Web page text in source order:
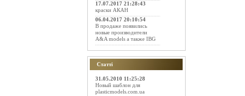
17.07.2017 21:28:43
краски АКАН
06.04.2017 20:10:54
В продаже появились
новые производители
A&A models а также IBG
Статті
31.05.2010 11:25:28
Новый шаблон для
plasticmodels.com.ua